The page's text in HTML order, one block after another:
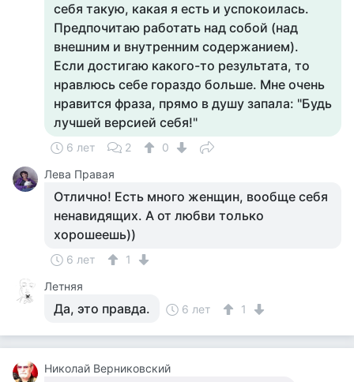
себя такую, какая я есть и успокоилась.
Предпочитаю работать над собой (над
внешним и внутренним содержанием).
Если достигаю какого-то результата, то
нравлюсь себе гораздо больше. Мне очень
нравится фраза, прямо в душу запала: "Будь
лучшей версией себя!"
6 лет 2
0
Лева Правая
Отлично! Есть много женщин, вообще себя
ненавидящих. А от любви только
хорошеешь))
6 лет
1
Летняя
Да, это правда. 6 лет 1
Николай Верниковский